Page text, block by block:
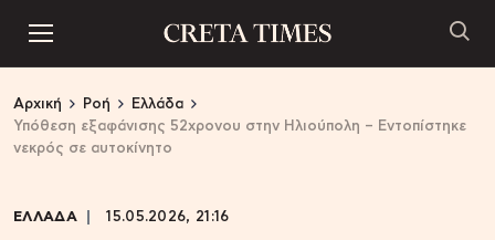
Αρχική Ροή
Ελλάδα
Υπόθεση εξαφάνισης 52χρονου στην Ηλιούπολη – Εντοπίστηκε
νεκρός σε αυτοκίνητο
ΕΛΛΑΔΑ 15.05.2026, 21:16